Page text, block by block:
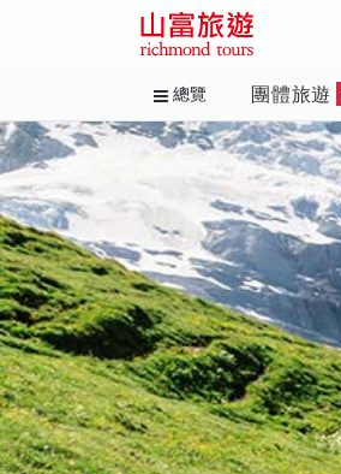
總覽 團體旅遊